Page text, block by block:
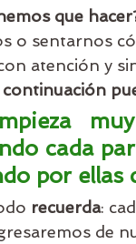
que
o sentarnos
atención y
cada
por ellas
recuerda:
de